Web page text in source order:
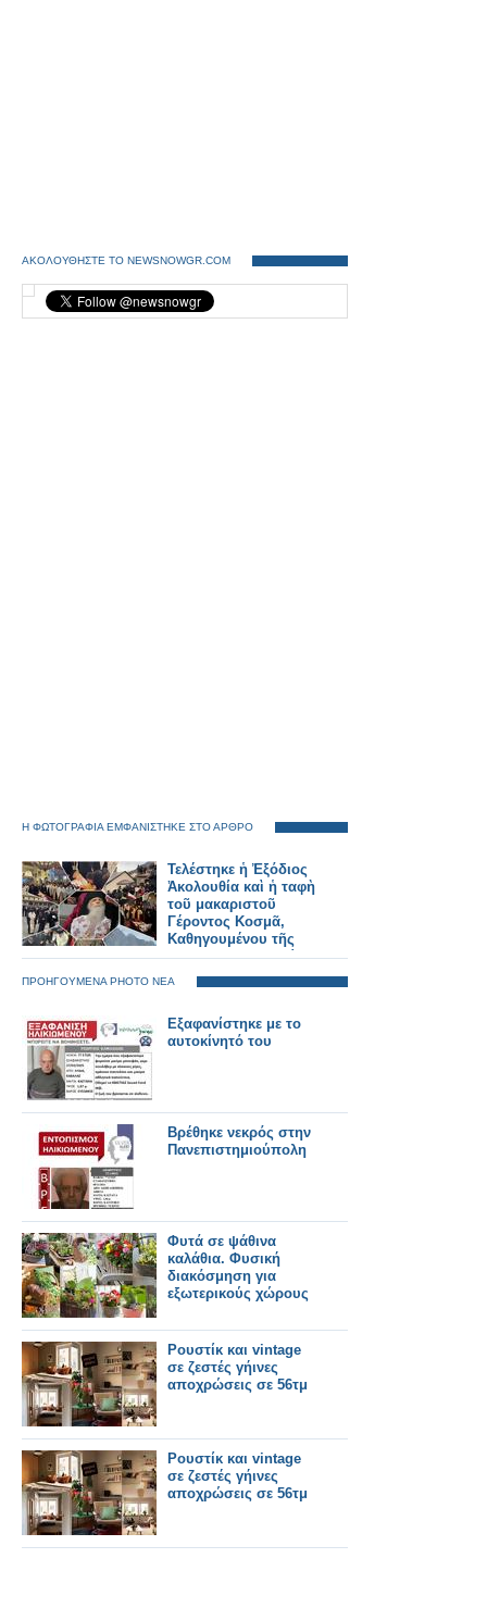
ΑΚΟΛΟΥΘΗΣΤΕ ΤΟ NEWSNOWGR.COM
Η ΦΩΤΟΓΡΑΦΙΑ ΕΜΦΑΝΙΣΤΗΚΕ ΣΤΟ ΑΡΘΡΟ
Τελέστηκε ἡ Ἐξόδιος
Ἀκολουθία καὶ ἡ ταφὴ
τοῦ μακαριστοῦ
Γέροντος Κοσμᾶ,
Καθηγουμένου τῆς
Ἱερᾶς Μονῆς Στομίου
Κονίτσης
ΠΡΟΗΓΟΥΜΕΝΑ PHOTO ΝΕΑ
Εξαφανίστηκε με το
αυτοκίνητό του
Βρέθηκε νεκρός στην
Πανεπιστημιούπολη
Φυτά σε ψάθινα
καλάθια. Φυσική
διακόσμηση για
εξωτερικούς χώρους
Ρουστίκ και vintage
σε ζεστές γήινες
αποχρώσεις σε 56τμ
Ρουστίκ και vintage
σε ζεστές γήινες
αποχρώσεις σε 56τμ